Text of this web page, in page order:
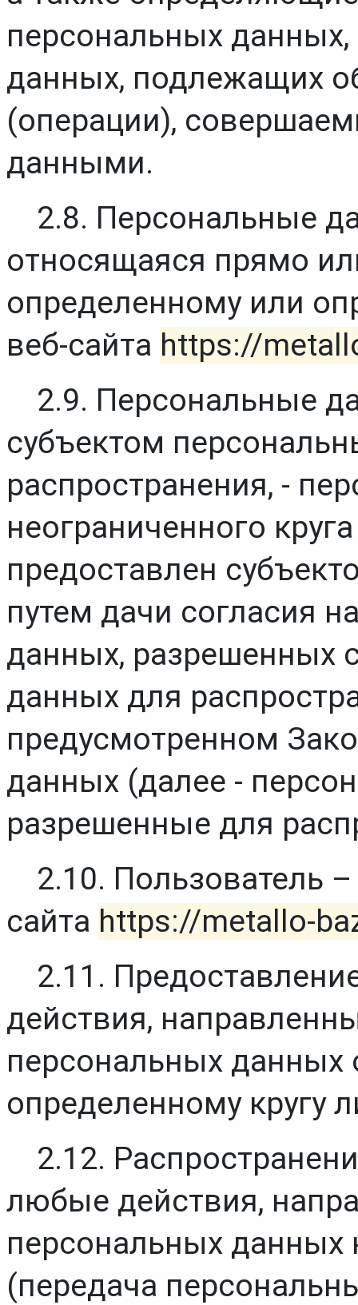
персональных
данных, подлежащих
(операции),
данными.
2.8. Персональные
относящаяся прямо
определенному или
веб-сайта https://
2.9. Персональные
субъектом
распространения, -
неограниченного
предоставлен
путем дачи согласия
данных, разрешенных
данных для
предусмотренном
данных (далее -
разрешенные для
2.10. Пользователь
сайта https://metallo-
2.11.
действия,
персональных данных
определенному кругу
2.12.
любые действия,
персональных данных
(передача